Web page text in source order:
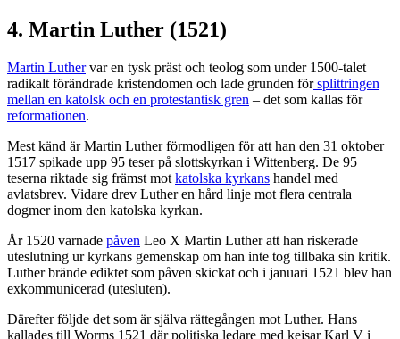
4. Martin Luther (1521)
Martin Luthervar en tysk präst och teolog som under 1500-talet
radikalt förändrade kristendomen och lade grunden försplittringen
mellan en katolsk och en protestantisk gren – det som kallas för
reformationen.
Mest känd är Martin Luther förmodligen för att han den 31 oktober
1517 spikade upp 95 teser på slottskyrkan i Wittenberg. De 95
teserna riktade sig främst mot katolska kyrkans handel med
avlatsbrev. Vidare drev Luther en hård linje mot flera centrala
dogmer inom den katolska kyrkan.
År 1520 varnade påven Leo X Martin Luther att han riskerade
uteslutning ur kyrkans gemenskap om han inte tog tillbaka sin kritik.
Luther brände ediktet som påven skickat och i januari 1521 blev han
exkommunicerad (utesluten).
Därefter följde det som är själva rättegången mot Luther. Hans
kallades till Worms 1521 där politiska ledare med kejsar Karl V i